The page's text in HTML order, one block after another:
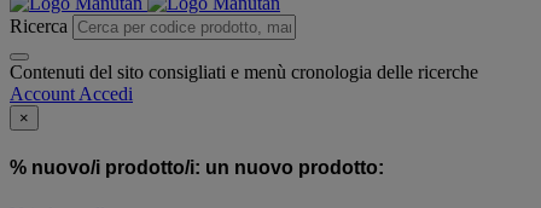
Ricerca
Contenuti del sito consigliati e menù cronologia delle ricerche
Account Accedi
×
% nuovo/i prodotto/i: un nuovo prodotto: